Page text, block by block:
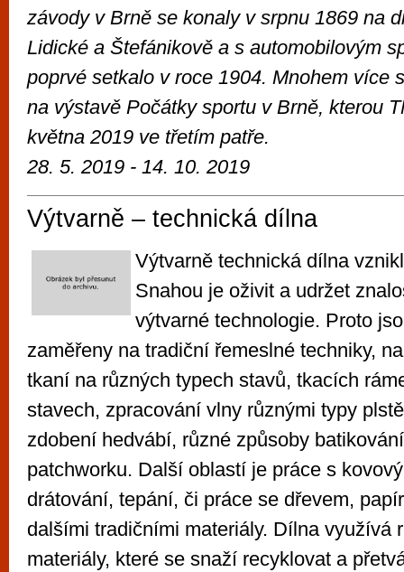
závody v Brně se konaly v srpnu 1869 na
Lidické a Štefánikově a s automobilovým
poprvé setkalo v roce 1904. Mnohem více
na výstavě Počátky sportu v Brně, kterou
května 2019 ve třetím patře.
28. 5. 2019 - 14. 10. 2019
Výtvarně – technická dílna
Výtvarně technická dílna
Snahou je oživit a udržet
výtvarné technologie. Proto
zaměřeny na tradiční řemeslné techniky,
tkaní na různých typech stavů, tkacích
stavech, zpracování vlny různými typy
zdobení hedvábí, různé způsoby
patchworku. Další oblastí je práce s
drátování, tepání, či práce se dřevem,
dalšími tradičními materiály. Dílna využívá
materiály, které se snaží recyklovat a